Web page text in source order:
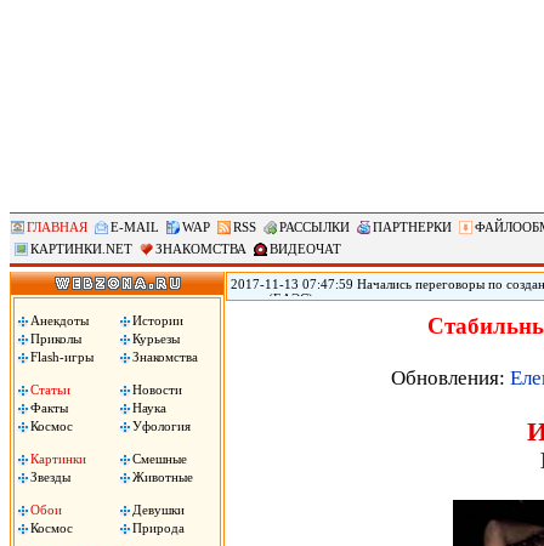
ГЛАВНАЯ E-MAIL WAP RSS РАССЫЛКИ ПАРТНЕРКИ
КАРТИНКИ.NET
ЗНАКОМСТВА ВИДЕОЧАТ
Анекдоты
Истории
Приколы
Курьезы
Flash-игры
Знакомства
Статьи
Новости
Факты
Наука
Космос
Уфология
Картинки
Смешные
Звезды
Животные
Обои
Девушки
Космос
Природа
2017-11-13 07:47:59 Начались переговоры по
союза (ЕАЭС) заинтересованы в максимально
России Дмитрий Медведев. «Мы обсуждаем зону
Обновления: